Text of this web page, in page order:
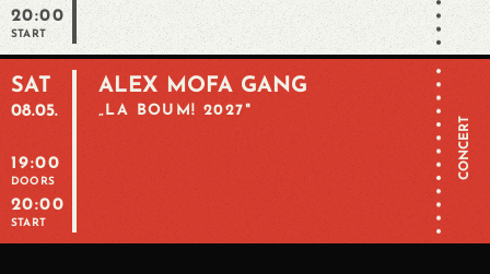
20:00
START
SAT
08.05.
19:00
DOORS
20:00
START
ALEX MOFA GANG
„LA BOUM! 2027"
CONCERT